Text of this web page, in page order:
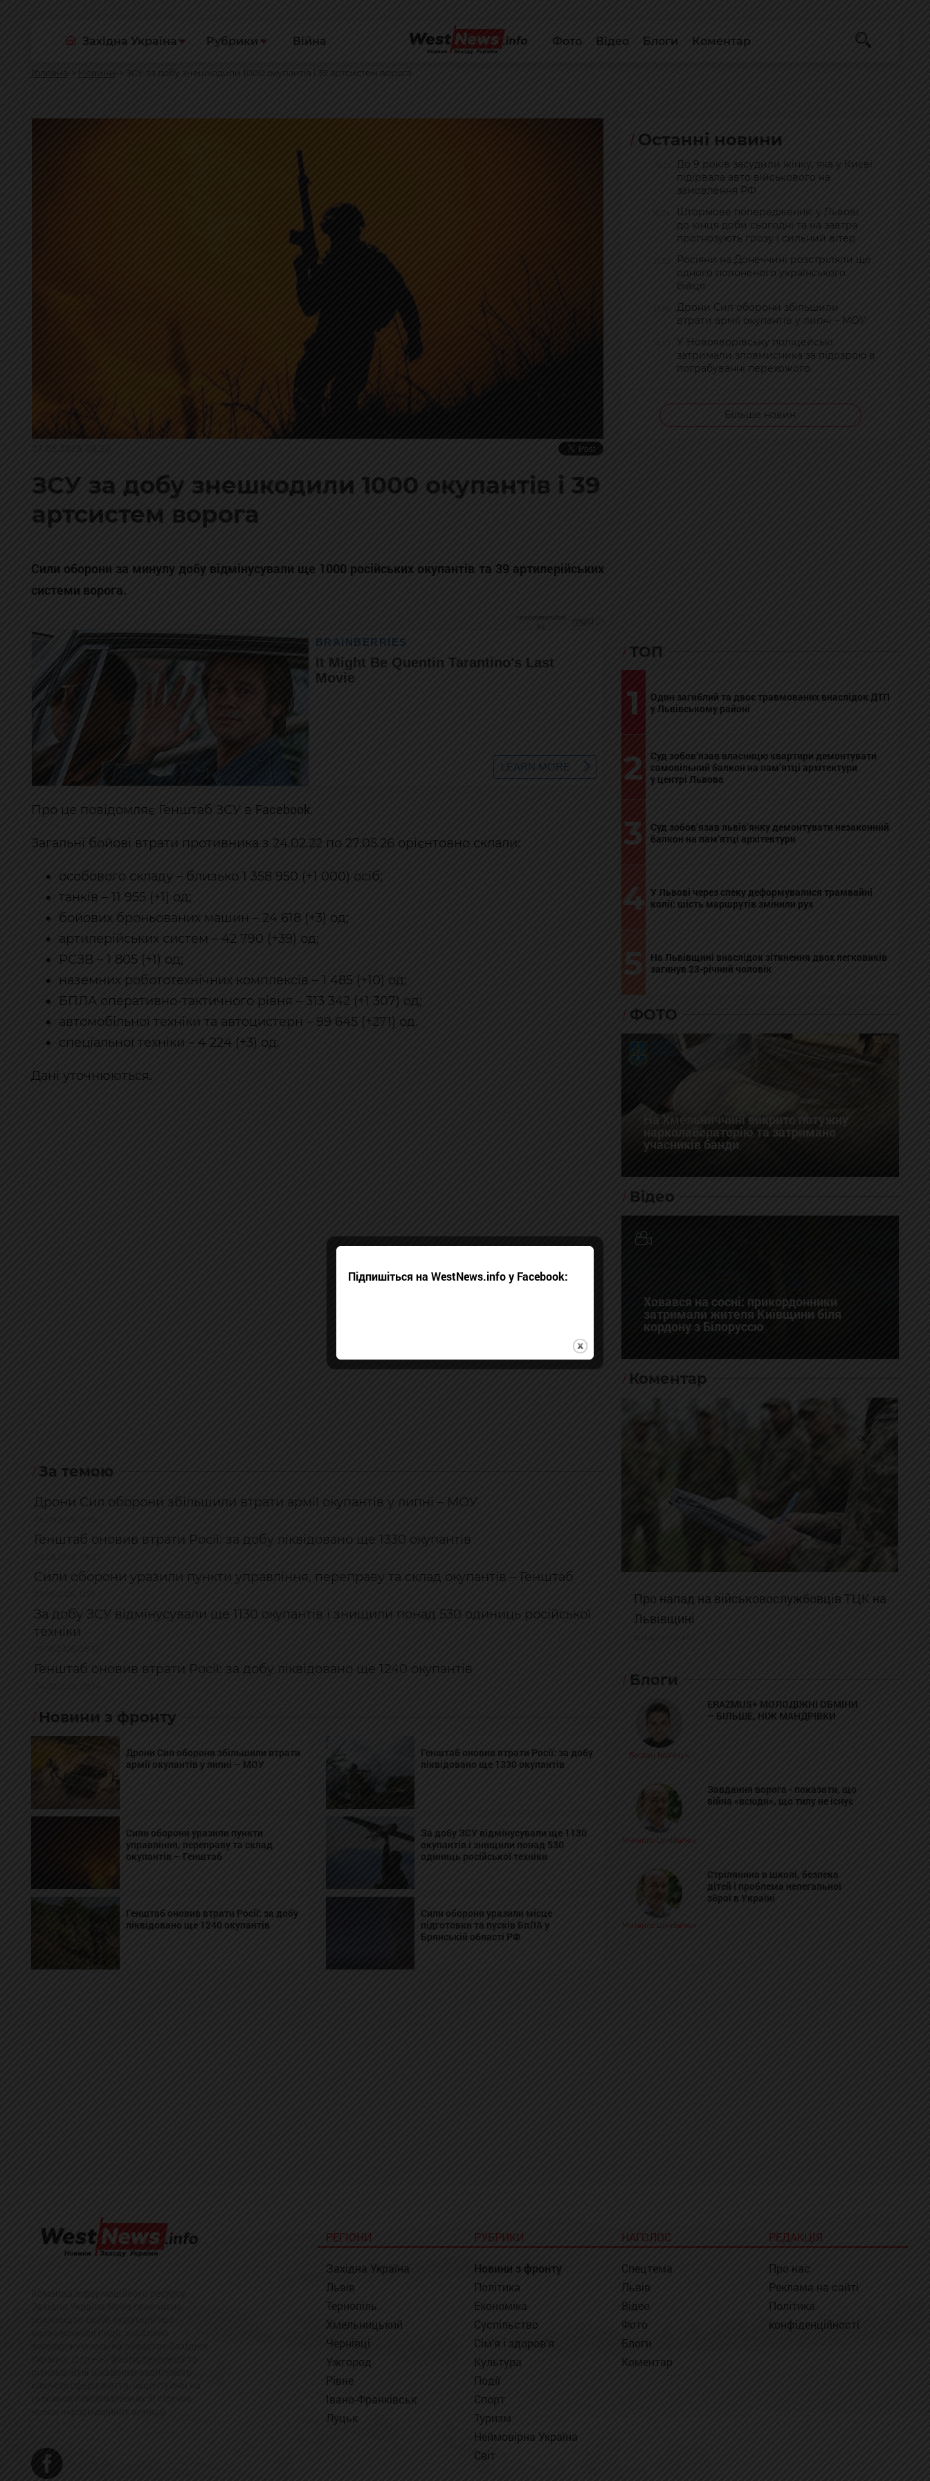
Західна Україна Рубрики Війна Фото Відео Блоги Коментар
Головна Новини ЗСУ за добу знешкодили 1000 окупантів і 39 артсистем ворога
ЗСУ за добу знешкодили 1000 окупантів і 39
артсистем ворога
Сили оборони за минулу добу відмінусували ще 1000 російських окупантів та 39 артилерійських
системи ворога.
Про це повідомляє Генштаб ЗСУ в Facebook.
Загальні бойові втрати противника з 24.02.22 по 27.05.26 орієнтовно склали:
особового складу – близько 1 358 950 (+1 000) осіб;
танків – 11 955 (+1) од;
бойових броньованих машин – 24 618 (+3) од;
артилерійських систем – 42 790 (+39) од;
РСЗВ – 1 805 (+1) од;
наземних робототехнічних комплексів – 1 485 (+10) од;
БПЛА оперативно-тактичного рівня – 313 342 (+1 307) од;
автомобільної техніки та автоцистерн – 99 645 (+271) од.
спеціальної техніки – 4 224 (+3) од.
Дані уточнюються.
За темою
Дрони Сил оборони збільшили втрати армії окупантів у липні – МОУ
Генштаб оновив втрати Росії: за добу ліквідовано ще 1330 окупантів
Сили оборони уразили пункти управління, переправу та склад окупантів – Генштаб
За добу ЗСУ відмінусували ще 1130 окупантів і знищили понад 530 одиниць російської
техніки
Генштаб оновив втрати Росії: за добу ліквідовано ще 1240 окупантів
Новини з фронту
Дрони Сил оборони збільшили втрати
армії окупантів у липні – МОУ
Генштаб оновив втрати Росії: за добу
ліквідовано ще 1330 окупантів
Сили оборони уразили пункти
управління, переправу та склад
окупантів – Генштаб
За добу ЗСУ відмінусували ще 1130
окупантів і знищили понад 530
одиниць російської техніки
Генштаб оновив втрати Росії: за добу
ліквідовано ще 1240 окупантів
Сили оборони уразили місце
підготовки та пусків БпЛА у
Брянській області РФ
Останні новини
До 9 років засудили жінку, яка у Києві
підірвала авто військового на
замовлення РФ
Штормове попередження: у Львові
до кінця доби сьогодні та на завтра
прогнозують грозу і сильний вітер
Росіяни на Донеччині розстріляли ще
одного полоненого українського
бійця
Дрони Сил оборони збільшили
втрати армії окупантів у липні – МОУ
У Новояворівську поліцейські
затримали зловмисника за підозрою в
пограбуванні перехожого
Більше новин
ТОП
1
Один загиблий та двоє травмованих внаслідок ДТП
у Львівському районі
2
Суд зобов’язав власницю квартири демонтувати
самовільний балкон на пам’ятці архітектури
у центрі Львова
3
Суд зобов’язав львів’янку демонтувати незаконний
балкон на пам’ятці архітектури
4 У Львові через спеку деформувалися трамвайні
колії: шість маршрутів змінили рух
5
На Львівщині внаслідок зіткнення двох легковиків
загинув 23-річний чоловік
ФОТО
На Хмельниччині викрито потужну
нарколабораторію та затримано
учасників банди
Відео
Ховався на сосні: прикордонники
затримали жителя Київщини біля
кордону з Білоруссю
Коментар
Про напад на військовослужбовців ТЦК на
Львівщині
Блоги
Богдан Козійчук
ERAZMUS+ МОЛОДІЖНІ ОБМІНИ
– БІЛЬШЕ, НІЖ МАНДРІВКИ
Михайло Цимбалюк
Завдання ворога - показати, що
війна «всюди», що тилу не існує
Михайло Цимбалюк
Стрілянина в школі, безпека
дітей і проблема нелегальної
зброї в Україні
РЕГІОНИ
Західна Україна
Львів
Тернопіль
Хмельницький
Чернівці
Ужгород
Рівне
Івано-Франківськ
Луцьк
РУБРИКИ
Новини з фронту
Політика
Економіка
Суспільство
Сім'я і здоров'я
Культура
Події
Спорт
Туризм
Неймовірна Україна
Світ
НАГОЛОС
Спецтема
Львів
Відео
Фото
Блоги
Коментар
РЕДАКЦІЯ
Про нас
Реклама на сайті
Політика
конфіденційності
Підпишіться на WestNews.info у Facebook: